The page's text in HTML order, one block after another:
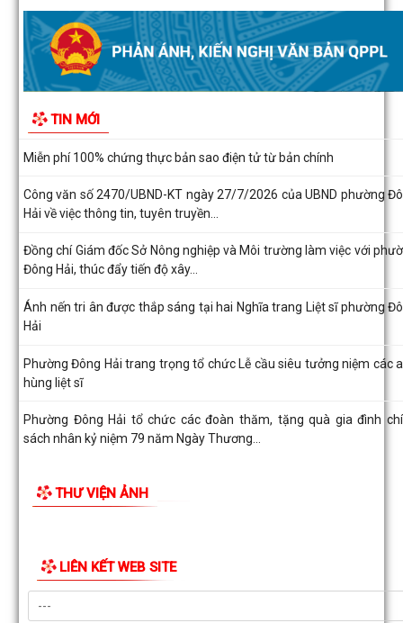
thu ngân sách nhà nước năm 2026
Phường Đông Hải tham dự trực tuyến Hội nghị toàn quốc quán
Nghị quyết Hội nghị lần thứ ba Ban...
THƯ CẢM ƠN
PHƯỜNG ĐÔNG HẢI TRIỂN KHAI CHƯƠNG TRÌNH ĐỀ ÁN 06 GIAI
UBND phường Đông Hải: Quyết liệt thực hiện nhiệm vụ trọng tâm,
Miễn phí 100% chứng thực bản sao điện tử từ bản chính
Công văn số 2470/UBND-KT ngày 27/7/2026 của UBND phường
Hải về việc thông tin, tuyên truyền...
Đồng chí Giám đốc Sở Nông nghiệp và Môi trường làm việc với
Đông Hải, thúc đẩy tiến độ xây...
Ánh nến tri ân được thắp sáng tại hai Nghĩa trang Liệt sĩ phường
Hải
hùng liệt sĩ
79 năm Ngày Thương binh - Liệt...